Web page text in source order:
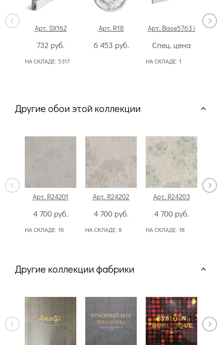
Арт. SX162
732 руб.
НА СКЛАДЕ: 5317
Арт. R18
6 453 руб.
Арт. Base5763 i
Спец. цена
НА СКЛАДЕ: 1
Другие обои этой коллекции
Арт. R24201
4 700 руб.
НА СКЛАДЕ: 18
Арт. R24202
4 700 руб.
НА СКЛАДЕ: 8
Арт. R24203
4 700 руб.
НА СКЛАДЕ: 18
Другие коллекции фабрики